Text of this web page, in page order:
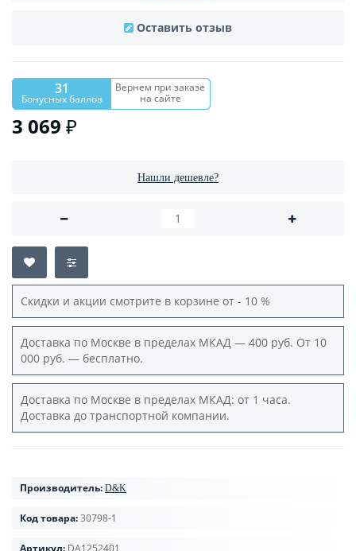
Оставить отзыв
31
Бонусных баллов
Вернем при заказе
на сайте
3 069 ₽
Нашли дешевле?
Скидки и акции смотрите в корзине от - 10 %
Доставка по Москве в пределах МКАД — 400 руб. От 10
000 руб. — бесплатно.
Доставка по Москве в пределах МКАД: от 1 часа.
Доставка до транспортной компании.
Производитель: D&K
Код товара:30798-1
Артикул: DA1252401